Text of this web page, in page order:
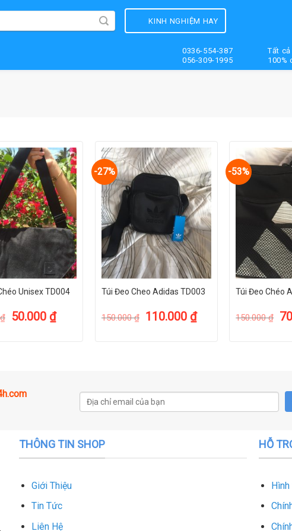
KINH NGHIỆM HAY
0336-554-387
056-309-1995
Tất
100%
Unisex TD004
₫ 50.000 ₫
-27%
Túi Đeo Cheo Adidas TD003
150.000₫ 110.000 ₫
-53%
Túi Đeo Chéo
150.000₫
THÔNG TIN SHOP
Giới Thiệu
Tin Tức
Liên Hệ
HỖ